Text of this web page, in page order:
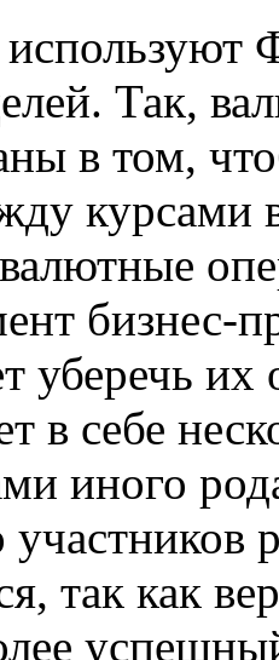
Так,
в том,
курсами
бизнес-
уберечь их
в себе
иного
участников
так как